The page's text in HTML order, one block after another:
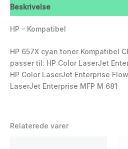
Beskrivelse
HP – Kompatibel
HP 657X cyan toner Kompatibel
passer til: HP Color LaserJet
HP Color LaserJet Enterprise
LaserJet Enterprise MFP M 681
Relaterede varer